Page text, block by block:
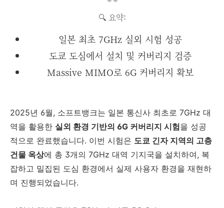
🔍 요약:
일본 최초 7GHz 실외 시험 성공
도쿄 도심에서 설치 및 커버리지 검증
Massive MIMO로 6G 커버리지 확보
2025년 6월, 소프트뱅크는 일본 통신사 최초로 7GHz 대
역을 활용한 실외 환경 기반의 6G 커버리지 시험을 성공
적으로 완료했습니다. 이번 시험은 도쿄 긴자 지역의 고층
건물 옥상에 총 3개의 7GHz 대역 기지국을 설치하여, 복
잡하고 밀집된 도심 환경에서 실제 사용자 환경을 재현하
며 진행되었습니다.